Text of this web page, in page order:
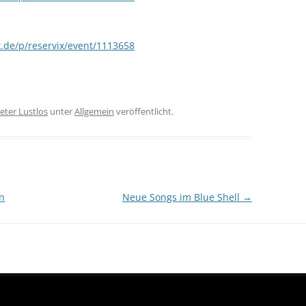
p/reservix/event/1113658
Lustlos unterAllgemein veröffentlicht.
Neue Songs im Blue Shell →